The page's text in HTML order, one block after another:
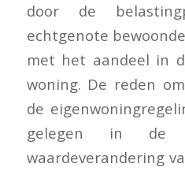
door de
echtgenote
met het aandeel in
woning. De reden
de
gelegen in de
waardeverandering